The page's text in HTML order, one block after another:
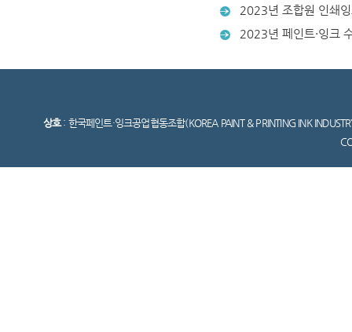
2023년 조합원 인쇄
2023년 페인트·잉크
상호: 한국페인트·잉크공업협동조합(KOREA PAINT & PRINTING INK